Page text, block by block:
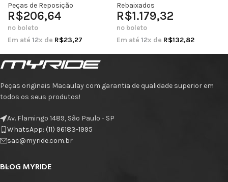
Peças de Reposição
R$206,64
no boleto
Em até 12x de R$23,27
Rebaixados
R$1.179,32
no boleto
Em até 12x de R$132,82
Peças originais Macaulay com garantia de qualidade superior em
todos os seus produtos!
Av. Flamingo 1489, São Paulo - SP
WhatsApp: (11) 96183-1995
sac@myride.com.br
BLOG MYRIDE